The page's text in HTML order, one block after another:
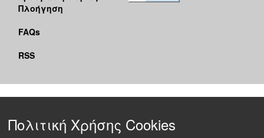
Πλοήγηση
FAQs
RSS
Πολιτική Χρήσης Cookies